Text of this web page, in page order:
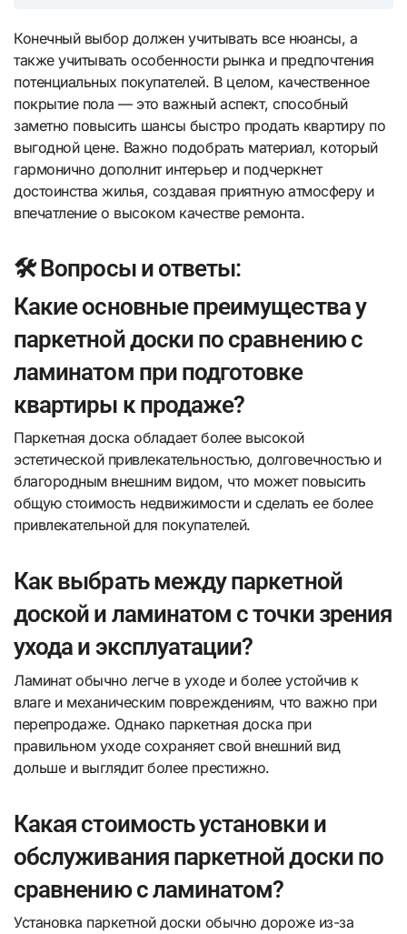
Конечный выбор должен учитывать все нюансы, а
также учитывать особенности рынка и предпочтения
потенциальных покупателей. В целом, качественное
покрытие пола — это важный аспект, способный
заметно повысить шансы быстро продать квартиру по
выгодной цене. Важно подобрать материал, который
гармонично дополнит интерьер и подчеркнет
достоинства жилья, создавая приятную атмосферу и
впечатление о высоком качестве ремонта.
🛠️ Вопросы и ответы:
Какие основные преимущества у
паркетной доски по сравнению с
ламинатом при подготовке
квартиры к продаже?
Паркетная доска обладает более высокой
эстетической привлекательностью, долговечностью и
благородным внешним видом, что может повысить
общую стоимость недвижимости и сделать ее более
привлекательной для покупателей.
Как выбрать между паркетной
доской и ламинатом с точки зрения
ухода и эксплуатации?
Ламинат обычно легче в уходе и более устойчив к
влаге и механическим повреждениям, что важно при
перепродаже. Однако паркетная доска при
правильном уходе сохраняет свой внешний вид
дольше и выглядит более престижно.
Какая стоимость установки и
обслуживания паркетной доски по
сравнению с ламинатом?
Установка паркетной доски обычно дороже из-за